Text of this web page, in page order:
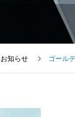
お知らせ ゴール